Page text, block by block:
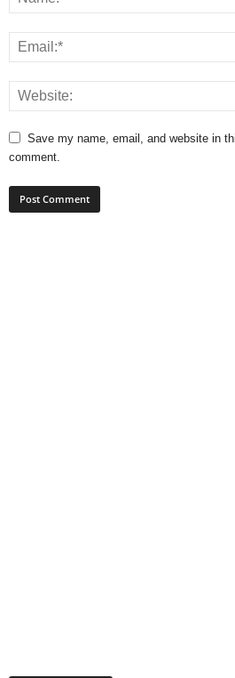
Save my name, email, and website in
comment.